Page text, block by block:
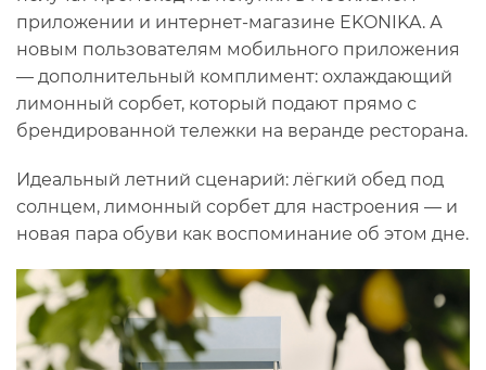
приложении и интернет-магазине EKONIKA. А
новым пользователям мобильного приложения
— дополнительный комплимент: охлаждающий
лимонный сорбет, который подают прямо с
брендированной тележки на веранде ресторана.
Идеальный летний сценарий: лёгкий обед под
солнцем, лимонный сорбет для настроения — и
новая пара обуви как воспоминание об этом дне.